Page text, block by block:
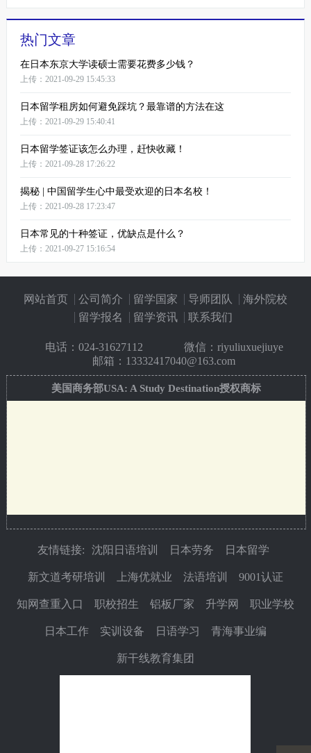
热门文章
在日本东京大学读硕士需要花费多少钱？
上传：2021-09-29 15:45:33
日本留学租房如何避免踩坑？最靠谱的方法在这
上传：2021-09-29 15:40:41
日本留学签证该怎么办理，赶快收藏！
上传：2021-09-28 17:26:22
揭秘 | 中国留学生心中最受欢迎的日本名校！
上传：2021-09-28 17:23:47
日本常见的十种签证，优缺点是什么？
上传：2021-09-27 15:16:54
网站首页 公司简介 留学国家 导师团队
海外院校
留学报名
留学资讯 联系我们
电话： 024-31627112
微信：riyuliuxuejiuye
邮箱：13332417040@163.com
美国商务部USA: A Study Destination授权商标
友情链接: 沈阳日语培训 日本劳务 日本留学
新文道考研培训 上海优就业 法语培训 9001认证
知网查重入口 职校招生 铝板厂家 升学网 职业学校
日本工作 实训设备 日语学习 青海事业编
新干线教育集团